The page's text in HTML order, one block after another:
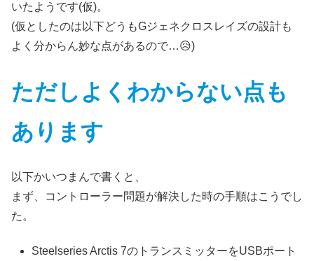
いたようです(仮)。
(仮としたのは以下どうもGジェネクロスレイズの設計も
よく分からん妙な点があるので…😥)
ただしよくわからない点も
あります
以下かいつまんで書くと、
まず、コントローラー問題が解決した時の手順はこうでし
た。
Steelseries Arctis 7のトランスミッターをUSBポート